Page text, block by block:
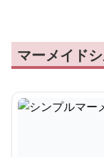
マーメイド